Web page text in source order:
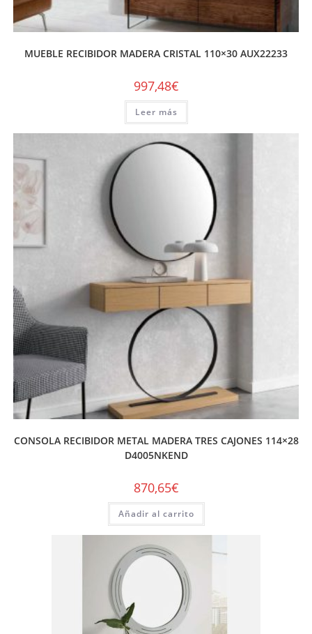
MUEBLE RECIBIDOR MADERA CRISTAL 110×30 AUX22233
997,48€
Leer más
CONSOLA RECIBIDOR METAL MADERA TRES CAJONES 114×28
D4005NKEND
870,65€
Añadir al carrito